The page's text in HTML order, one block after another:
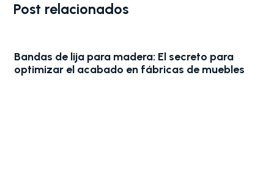
Post relacionados
Bandas de lija para madera: El secreto para
optimizar el acabado en fábricas de muebles